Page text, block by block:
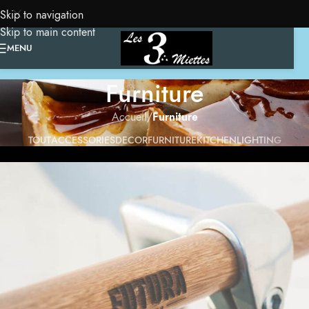
Skip to navigation
Skip to main content
MENU
Furniture
Accueil/Furniture
TOUTACCESSORIESDECORFURNITUREKITCHENLIGHTING